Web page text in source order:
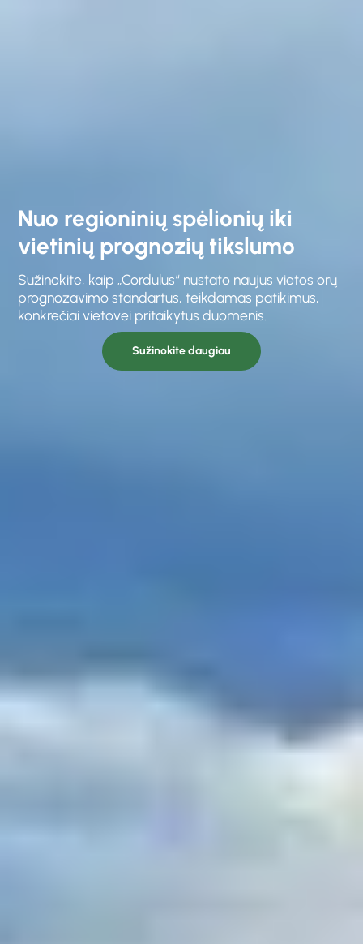
Nuo regioninių spėlionių iki
vietinių prognozių tikslumo
Sužinokite, kaip „Cordulus“ nustato naujus vietos orų
prognozavimo standartus, teikdamas patikimus,
konkrečiai vietovei pritaikytus duomenis.
Sužinokite daugiau